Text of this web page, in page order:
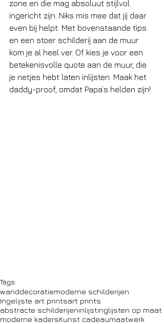
zone en die mag absoluut stijlvol
ingericht zijn. Niks mis mee dat jij daar
even bij helpt. Met bovenstaande tips
en een stoer schilderij aan de muur
kom je al heel ver. Of kies je voor een
betekenisvolle quote aan de muur, die
je netjes hebt laten inlijsten. Maak het
daddy-proof, omdat Papa’s helden zijn!
Tags:
wanddecoratiemoderne schilderijen
Ingelijste art printsart prints
abstracte schilderijeninlijstinglijsten op maat
moderne kadersKunst cadeaumaatwerk